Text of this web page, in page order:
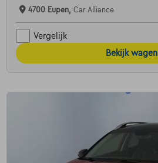
4700 Eupen, Car Alliance
Vergelijk
Bekijk wagen